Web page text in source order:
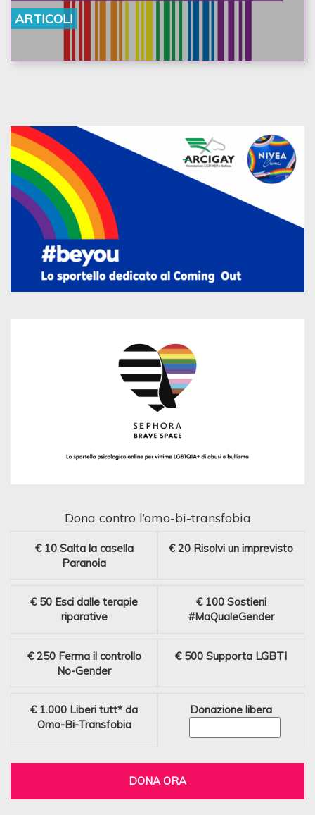
ARTICOLI
Dona contro l’omo-bi-transfobia
€ 10 Salta la casella
Paranoia
€ 20 Risolvi un imprevisto
€ 50 Esci dalle terapie
riparative
€ 100 Sostieni
#MaQualeGender
€ 250 Ferma il controllo
No-Gender
€ 500 Supporta LGBTI
€ 1.000 Liberi tutt* da
Omo-Bi-Transfobia
Donazione libera
DONA ORA